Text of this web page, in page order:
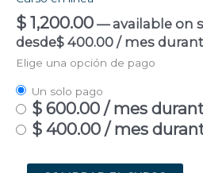
$ 1,200.00 —available on
desde$ 400.00 / mes
Elige una opción de pago
Un solo pago
$600.00 / mes
$400.00 / mes